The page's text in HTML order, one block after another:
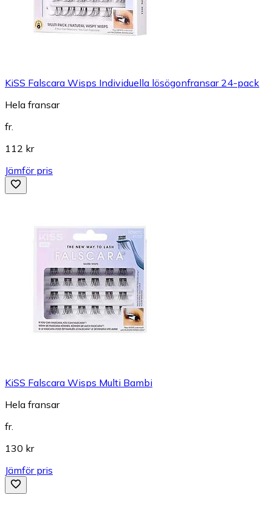
KiSS Falscara Wisps Individuella lösögonfransar 24-pack
Hela fransar
fr.
112 kr
Jämför pris
KiSS Falscara Wisps Multi Bambi
Hela fransar
fr.
130 kr
Jämför pris